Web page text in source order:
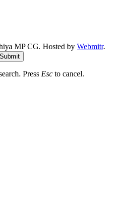
MP CG. Hosted by Webmitr.
Submit
Press Esc to cancel.